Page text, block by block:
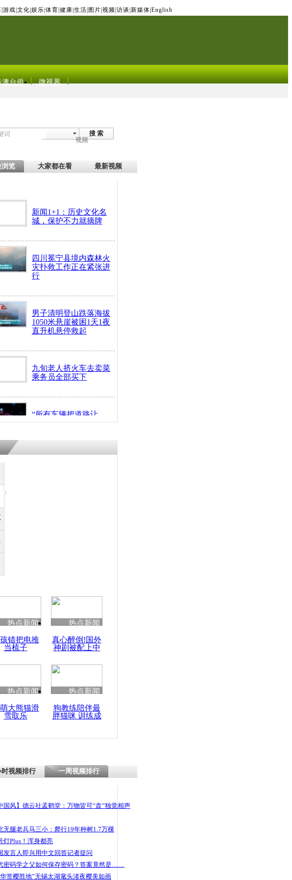
游戏 文化 娱乐 体育 健康 生活 图片 视频 访谈 新媒体 English
澳台侨 微视界
搜 索
视频
浏览 大家都在看 最新视频
新闻1+1：历史文化名
城，保护不力就摘牌
四川冕宁县境内森林火
灾扑救工作正在紧张进
行
男子清明登山跌落海拔
1050米悬崖被困1天1夜
直升机悬停救起
九旬老人挤火车去卖菜
乘务员全部买下
“所有车辆把道路让
开！”儿童突发疾病交
四川兴文苗乡上万人欢
度苗族花山节
清明祭英烈 哀思悼忠
北京拟规定空气重污染
热点新闻
错把电推
当梳子
热点新闻
真心醉倒!国外
神剧被配上中
热点新闻
大熊猫滑
雪取乐
热点新闻
狗教练陪伴最
胖猫咪 训练成
时视频排行 一周视频排行
国风】德云社孟鹤堂：万物皆可“盘”独觉相声
无腿老兵马三小：爬行19年种树1.7万棵
灯Plus！浑身都亮
发言人即兴用中文回答记者提问
密码学之父如何保存密码？答案竟然是……
赏樱胜地”无锡太湖鼋头渚夜樱美如画